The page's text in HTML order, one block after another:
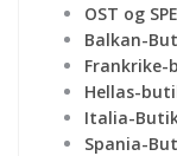
OST og
Balkan-
Frankrike-
Hellas-
Italia-
Spania-